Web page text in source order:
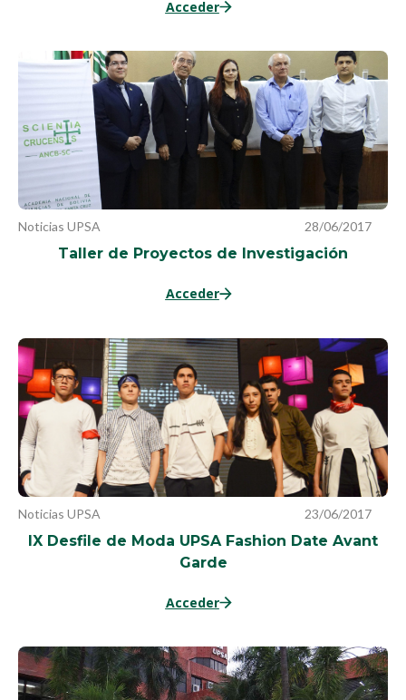
Acceder
Noticias UPSA 28/06/2017
Taller de Proyectos de Investigación
Acceder
Noticias UPSA 23/06/2017
IX Desfile de Moda UPSA Fashion Date Avant
Garde
Acceder